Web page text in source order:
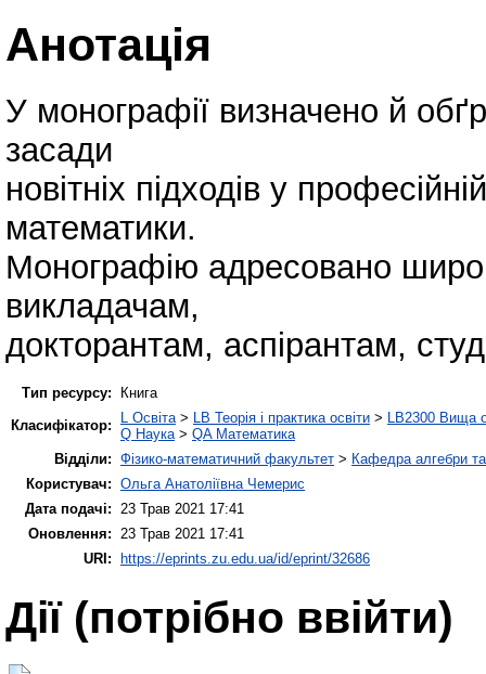
Анотація
У монографії визначено й
засади
новітніх підходів у
математики.
Монографію адресовано
викладачам,
докторантам, аспірантам,
Тип ресурсу:
Книга
Класифікатор:
L Освіта > LB Теорія і практика освіти > LB2300 Вища
Q Наука > QA Математика
Відділи: Фізико-математичний факультет > Кафедра алгебри та
Користувач: Ольга Анатоліївна Чемерис
Дата подачі:
23 Трав 2021 17:41
Оновлення:
23 Трав 2021 17:41
URI: https://eprints.zu.edu.ua/id/eprint/32686
Дії ​​(потрібно ввійти)